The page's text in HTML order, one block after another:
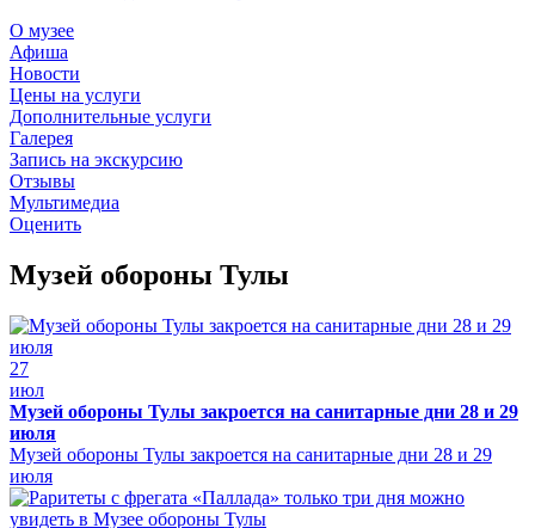
О музее
Афиша
Новости
Цены на услуги
Дополнительные услуги
Галерея
Запись на экскурсию
Отзывы
Мультимедиа
Оценить
Музей обороны Тулы
27
июл
Музей обороны Тулы закроется на санитарные дни 28 и 29
июля
Музей обороны Тулы закроется на санитарные дни 28 и 29
июля